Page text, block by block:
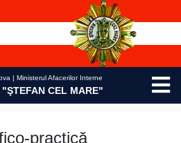
| Ministerul Afacerilor Interne
CEL MARE"
practică